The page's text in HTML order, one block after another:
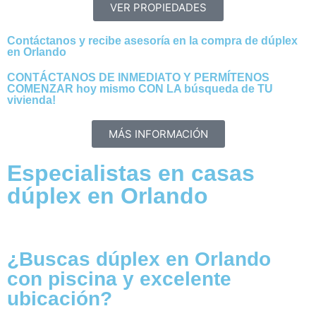
VER PROPIEDADES
Contáctanos y recibe asesoría en la compra de dúplex
en Orlando
CONTÁCTANOS DE INMEDIATO Y PERMÍTENOS
COMENZAR hoy mismo CON LA búsqueda de TU
vivienda!
MÁS INFORMACIÓN
Especialistas en casas
dúplex en Orlando
¿Buscas dúplex en Orlando
con piscina y excelente
ubicación?